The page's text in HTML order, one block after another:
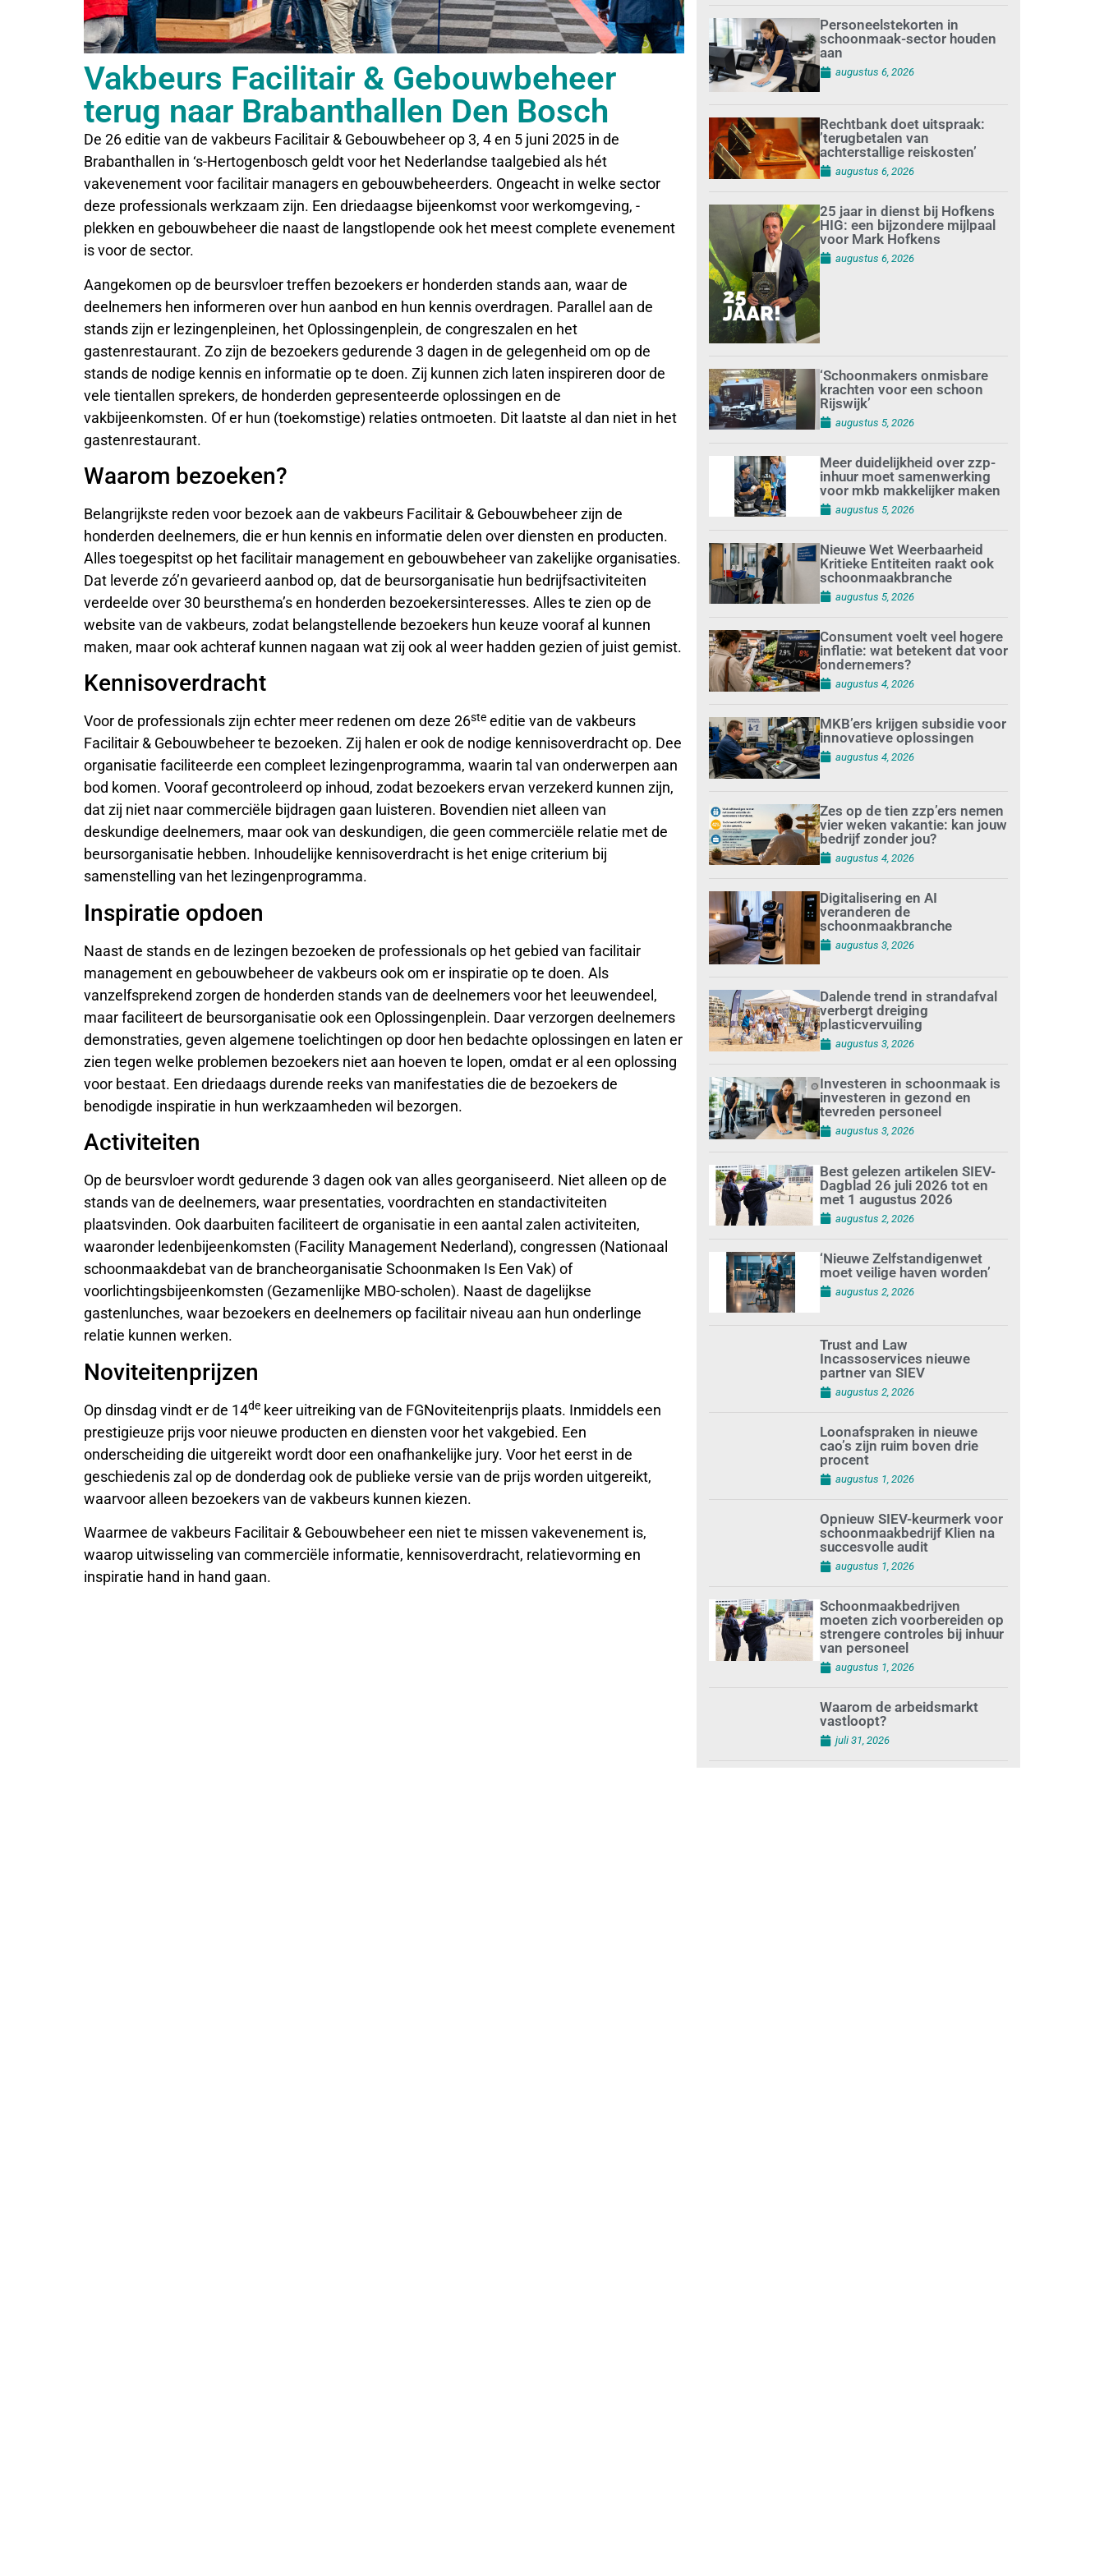
Vakbeurs Facilitair & Gebouwbeheer
terug naar Brabanthallen Den Bosch
De 26 editie van de vakbeurs Facilitair & Gebouwbeheer op 3, 4 en 5 juni 2025 in de
Brabanthallen in ‘s-Hertogenbosch geldt voor het Nederlandse taalgebied als hét
vakevenement voor facilitair managers en gebouwbeheerders. Ongeacht in welke sector
deze professionals werkzaam zijn. Een driedaagse bijeenkomst voor werkomgeving, -
plekken en gebouwbeheer die naast de langstlopende ook het meest complete evenement
is voor de sector.
Aangekomen op de beursvloer treffen bezoekers er honderden stands aan, waar de
deelnemers hen informeren over hun aanbod en hun kennis overdragen. Parallel aan de
stands zijn er lezingenpleinen, het Oplossingenplein, de congreszalen en het
gastenrestaurant. Zo zijn de bezoekers gedurende 3 dagen in de gelegenheid om op de
stands de nodige kennis en informatie op te doen. Zij kunnen zich laten inspireren door de
vele tientallen sprekers, de honderden gepresenteerde oplossingen en de
vakbijeenkomsten. Of er hun (toekomstige) relaties ontmoeten. Dit laatste al dan niet in het
gastenrestaurant.
Waarom bezoeken?
Belangrijkste reden voor bezoek aan de vakbeurs Facilitair & Gebouwbeheer zijn de
honderden deelnemers, die er hun kennis en informatie delen over diensten en producten.
Alles toegespitst op het facilitair management en gebouwbeheer van zakelijke organisaties.
Dat leverde zó’n gevarieerd aanbod op, dat de beursorganisatie hun bedrijfsactiviteiten
verdeelde over 30 beursthema’s en honderden bezoekersinteresses. Alles te zien op de
website van de vakbeurs, zodat belangstellende bezoekers hun keuze vooraf al kunnen
maken, maar ook achteraf kunnen nagaan wat zij ook al weer hadden gezien of juist gemist.
Kennisoverdracht
Voor de professionals zijn echter meer redenen om deze 26ste editie van de vakbeurs
Facilitair & Gebouwbeheer te bezoeken. Zij halen er ook de nodige kennisoverdracht op. Dee
organisatie faciliteerde een compleet lezingenprogramma, waarin tal van onderwerpen aan
bod komen. Vooraf gecontroleerd op inhoud, zodat bezoekers ervan verzekerd kunnen zijn,
dat zij niet naar commerciële bijdragen gaan luisteren. Bovendien niet alleen van
deskundige deelnemers, maar ook van deskundigen, die geen commerciële relatie met de
beursorganisatie hebben. Inhoudelijke kennisoverdracht is het enige criterium bij
samenstelling van het lezingenprogramma.
Inspiratie opdoen
Naast de stands en de lezingen bezoeken de professionals op het gebied van facilitair
management en gebouwbeheer de vakbeurs ook om er inspiratie op te doen. Als
vanzelfsprekend zorgen de honderden stands van de deelnemers voor het leeuwendeel,
maar faciliteert de beursorganisatie ook een Oplossingenplein. Daar verzorgen deelnemers
demonstraties, geven algemene toelichtingen op door hen bedachte oplossingen en laten er
zien tegen welke problemen bezoekers niet aan hoeven te lopen, omdat er al een oplossing
voor bestaat. Een driedaags durende reeks van manifestaties die de bezoekers de
benodigde inspiratie in hun werkzaamheden wil bezorgen.
Activiteiten
Op de beursvloer wordt gedurende 3 dagen ook van alles georganiseerd. Niet alleen op de
stands van de deelnemers, waar presentaties, voordrachten en standactiviteiten
plaatsvinden. Ook daarbuiten faciliteert de organisatie in een aantal zalen activiteiten,
waaronder ledenbijeenkomsten (Facility Management Nederland), congressen (Nationaal
schoonmaakdebat van de brancheorganisatie Schoonmaken Is Een Vak) of
voorlichtingsbijeenkomsten (Gezamenlijke MBO-scholen). Naast de dagelijkse
gastenlunches, waar bezoekers en deelnemers op facilitair niveau aan hun onderlinge
relatie kunnen werken.
Noviteitenprijzen
Op dinsdag vindt er de 14de keer uitreiking van de FGNoviteitenprijs plaats. Inmiddels een
prestigieuze prijs voor nieuwe producten en diensten voor het vakgebied. Een
onderscheiding die uitgereikt wordt door een onafhankelijke jury. Voor het eerst in de
geschiedenis zal op de donderdag ook de publieke versie van de prijs worden uitgereikt,
waarvoor alleen bezoekers van de vakbeurs kunnen kiezen.
Waarmee de vakbeurs Facilitair & Gebouwbeheer een niet te missen vakevenement is,
waarop uitwisseling van commerciële informatie, kennisoverdracht, relatievorming en
inspiratie hand in hand gaan.
Personeelstekorten in
schoonmaak-sector houden
aan
augustus 6, 2026
Rechtbank doet uitspraak:
’terugbetalen van
achterstallige reiskosten’
augustus 6, 2026
25 jaar in dienst bij Hofkens
HIG: een bijzondere mijlpaal
voor Mark Hofkens
augustus 6, 2026
‘Schoonmakers onmisbare
krachten voor een schoon
Rijswijk’
augustus 5, 2026
Meer duidelijkheid over zzp-
inhuur moet samenwerking
voor mkb makkelijker maken
augustus 5, 2026
Nieuwe Wet Weerbaarheid
Kritieke Entiteiten raakt ook
schoonmaakbranche
augustus 5, 2026
Consument voelt veel hogere
inflatie: wat betekent dat voor
ondernemers?
augustus 4, 2026
MKB’ers krijgen subsidie voor
innovatieve oplossingen
augustus 4, 2026
Zes op de tien zzp’ers nemen
vier weken vakantie: kan jouw
bedrijf zonder jou?
augustus 4, 2026
Digitalisering en AI
veranderen de
schoonmaakbranche
augustus 3, 2026
Dalende trend in strandafval
verbergt dreiging
plasticvervuiling
augustus 3, 2026
Investeren in schoonmaak is
investeren in gezond en
tevreden personeel
augustus 3, 2026
Best gelezen artikelen SIEV-
Dagblad 26 juli 2026 tot en
met 1 augustus 2026
augustus 2, 2026
‘Nieuwe Zelfstandigenwet
moet veilige haven worden’
augustus 2, 2026
Trust and Law
Incassoservices nieuwe
partner van SIEV
augustus 2, 2026
Loonafspraken in nieuwe
cao’s zijn ruim boven drie
procent
augustus 1, 2026
Opnieuw SIEV-keurmerk voor
schoonmaakbedrijf Klien na
succesvolle audit
augustus 1, 2026
moeten zich voorbereiden op
strengere controles bij inhuur
van personeel
augustus 1, 2026